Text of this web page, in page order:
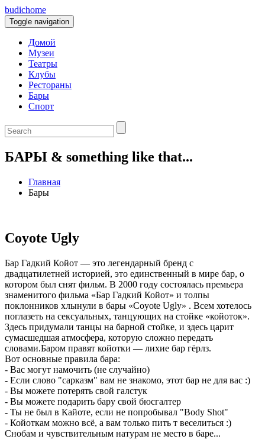
budichome
Toggle navigation
Домой
Музеи
Театры
Клубы
Рестораны
Бары
Спорт
БАРЫ & something like that...
Главная
Бары
Coyote Ugly
Бар Гадкий Койот — это легендарный бренд с
двадцатилетней историей, это единственный в мире бар, о
котором был снят фильм. В 2000 году состоялась премьера
знаменитого фильма «Бар Гадкий Койот» и толпы
поклонников хлынули в бары «Coyote Ugly» . Всем хотелось
поглазеть на сексуальных, танцующих на стойке «койоток».
Здесь придумали танцы на барной стойке, и здесь царит
сумасшедшая атмосфера, которую сложно передать
словами.Баром правят койотки — лихие бар гёрлз.
Вот основные правила бара:
- Вас могут намочить (не случайно)
- Если слово "сарказм" вам не знакомо, этот бар не для вас :)
- Вы можете потерять свой галстук
- Вы можете подарить бару свой бюсгалтер
- Ты не был в Кайоте, если не попробывал "Body Shot"
- Койоткам можно всё, а вам только пить т веселиться :)
Снобам и чувствительным натурам не место в баре...